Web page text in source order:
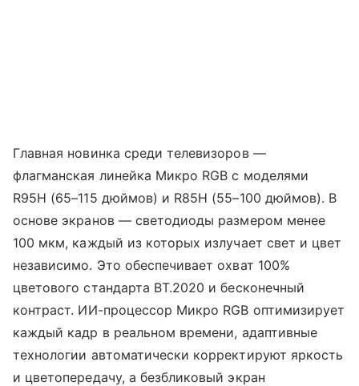
Главная новинка среди телевизоров —
флагманская линейка Микро RGB с моделями
R95H (65–115 дюймов) и R85H (55–100 дюймов). В
основе экранов — светодиоды размером менее
100 мкм, каждый из которых излучает свет и цвет
независимо. Это обеспечивает охват 100%
цветового стандарта BT.2020 и бесконечный
контраст. ИИ-процессор Микро RGB оптимизирует
каждый кадр в реальном времени, адаптивные
технологии автоматически корректируют яркость
и цветопередачу, а безбликовый экран